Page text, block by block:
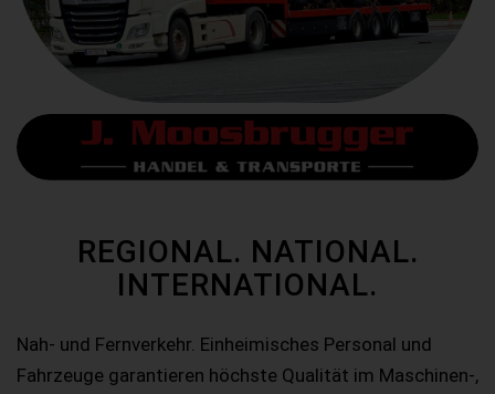
REGIONAL. NATIONAL.
INTERNATIONAL.
Nah- und Fernverkehr. Einheimisches Personal und
Fahrzeuge garantieren höchste Qualität im Maschinen-,